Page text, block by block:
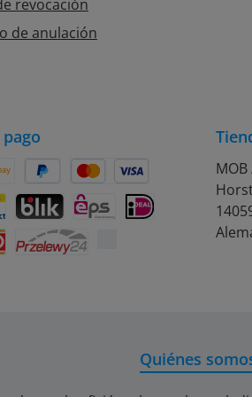
revocación
de anulación
Pay
Später BezahlenKredit- oder Debitkarte
BLIK eps
MOB
Quiénes